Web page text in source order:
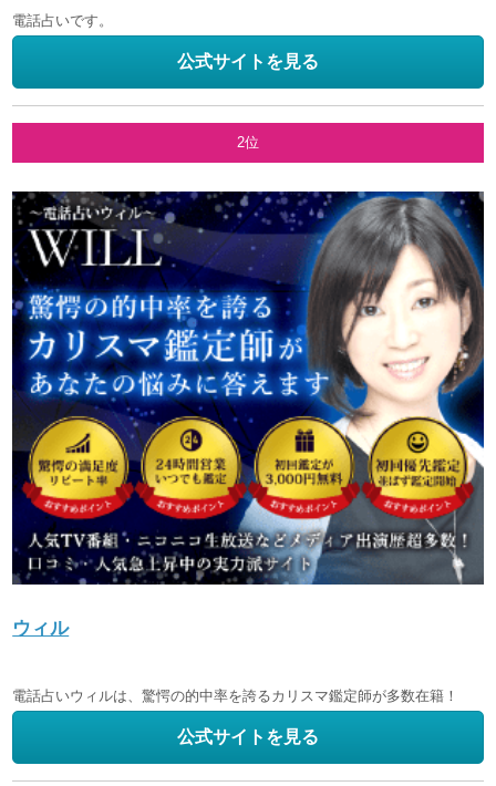
電話占いです。
公式サイトを見る
2位
ウィル
電話占いウィルは、驚愕の的中率を誇るカリスマ鑑定師が多数在籍！
公式サイトを見る